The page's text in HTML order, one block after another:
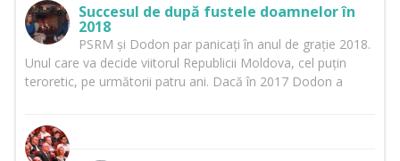
Succesul de după fustele doamnelor în
2018
PSRM și Dodon par panicați în anul de grație 2018.
Unul care va decide viitorul Republicii Moldova, cel puțin
teroretic, pe următorii patru ani. Dacă în 2017 Dodon a